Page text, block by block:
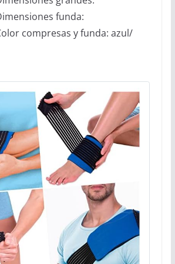
funda:
compresas y funda: azul/